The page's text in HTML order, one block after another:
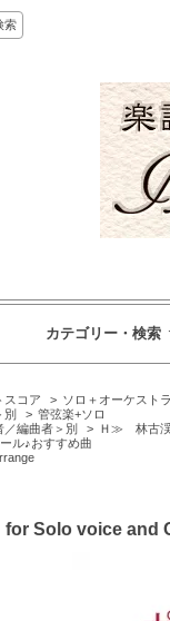
索
カテゴリー・検索
スコア > ソロ＋オーケストラ
別 > 管弦楽+ソロ
／編曲者＞別 > Ｈ≫ 林古渓
ル♪おすすめ曲
for Solo voice and